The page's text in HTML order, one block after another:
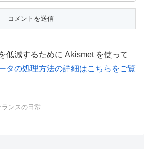
低減するために Akismet を使って
タの処理方法の詳細はこちらをご覧
ランスの日常